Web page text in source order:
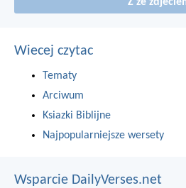
Wiecej czytac
Tematy
Arciwum
Ksiazki Biblijne
Najpopularniejsze wersety
Wsparcie DailyVerses.net